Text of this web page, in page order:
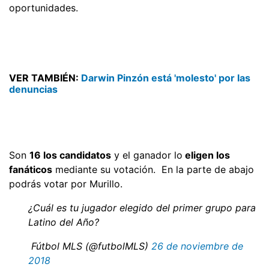
oportunidades.
VER TAMBIÉN: Darwin Pinzón está 'molesto' por las
denuncias
Son 16 los candidatos y el ganador lo eligen los
fanáticos mediante su votación. En la parte de abajo
podrás votar por Murillo.
¿Cuál es tu jugador elegido del primer grupo para
Latino del Año?
 Fútbol MLS (@futbolMLS) 26 de noviembre de
2018